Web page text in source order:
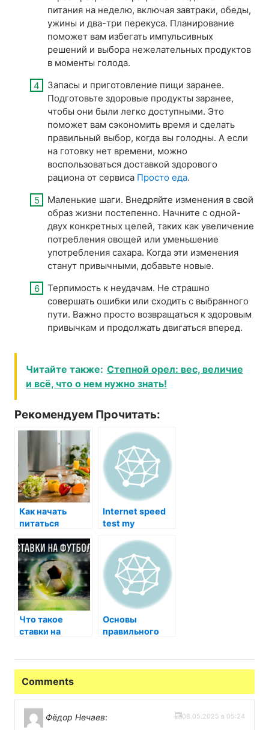
питания на неделю, включая завтраки, обеды,
ужины и два-три перекуса. Планирование
поможет вам избегать импульсивных
решений и выбора нежелательных продуктов
в моменты голода.
Запасы и приготовление пищи заранее.
Подготовьте здоровые продукты заранее,
чтобы они были легко доступными. Это
поможет вам сэкономить время и сделать
правильный выбор, когда вы голодны. А если
на готовку нет времени, можно
воспользоваться доставкой здорового
рациона от сервиса Просто еда.
Маленькие шаги. Внедряйте изменения в свой
образ жизни постепенно. Начните с одной-
двух конкретных целей, таких как увеличение
потребления овощей или уменьшение
употребления сахара. Когда эти изменения
станут привычными, добавьте новые.
Терпимость к неудачам. Не страшно
совершать ошибки или сходить с выбранного
пути. Важно просто возвращаться к здоровым
привычкам и продолжать двигаться вперед.
Читайте также: Степной орел: вес, величие
и всё, что о нем нужно знать!
Рекомендуем Прочитать:
Как начать
питаться
советы и
рекомендации
для
начинающих
Internet speed
test my
Что такое
ставки на
Основы
правильного
животных
Comments
Фёдор Нечаев: 08.05.2025 в 05:24